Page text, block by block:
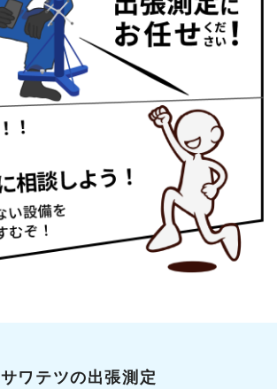
サワテツの出張測定